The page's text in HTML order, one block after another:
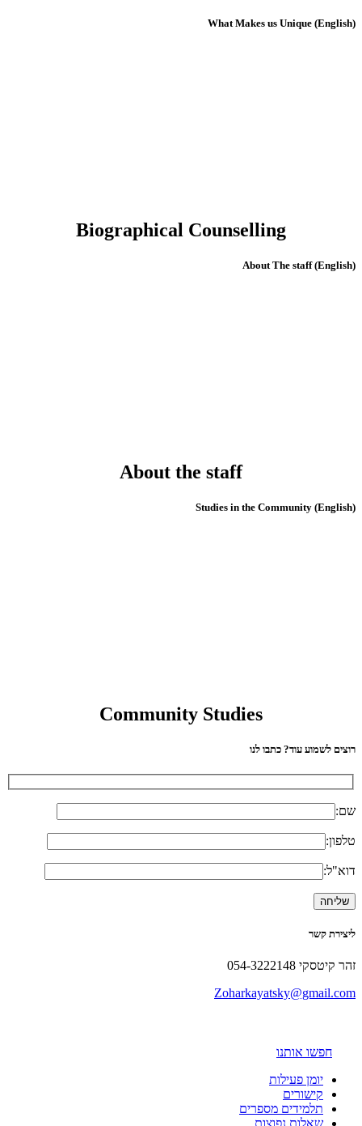
(English) What Makes us Unique
Biographical Counselling
(English) About The staff
About the staff
(English) Studies in the Community
Community Studies
רוצים לשמוע עוד? כתבו לנו
שם:
טלפון:
דוא"ל:
ליצירת קשר
זהר קיטסקי 054-3222148
Zoharkayatsky@gmail.com
חפשו אותנו
יומן פעילות
קישורים
תלמידים מספרים